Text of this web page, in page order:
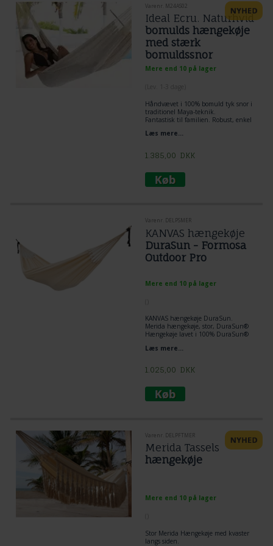
Hængeafstand: 2 Mt.
Spredningsstang: 1 Mt.
Max: 180 kg
Materiale: Bomulds net
Varenr. M24AS02
Ideal Ecru. Naturhvid
bomulds hængekøje
med stærk
bomuldssnor
Mere end 10 på lager
Håndvævet i 100% bomuld tyk snor i
traditionel Maya-teknik.
Fantastisk til familien. Robust, enkel
Anbefales til brug i familien, på
Se sidste billede for dimensioner og
vægtkapacitet.
Læs mere...
1.385,00 DKK
Varenr. DELPSMER
KANVAS hængekøje
DuraSun - Formosa
Outdoor Pro
Mere end 10 på lager
KANVAS hængekøje DuraSun.
Merida hængekøje, stor, DuraSun®
Hængekøje lavet i 100% DuraSun®
Unikt Cielo hængekøje design.
kan lide vævede hængekøjer.
Læs mere...
1.025,00 DKK
Varenr. DELPFTMER
Merida Tassels
hængekøje
Mere end 10 på lager
Stor Merida Hængekøje med kvaster
langs siden.